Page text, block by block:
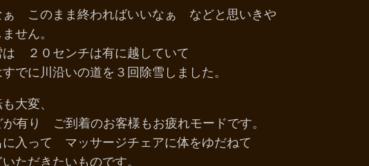
ぁ このまま終わればいいなぁ などと思いきや
せん。
は ２０センチは有に越していて
でに川沿いの道を３回除雪しました。
大変、
が有り ご到着のお客様もお疲れモードです。
入って マッサージチェアに体をゆだねて
ただきたいものです。